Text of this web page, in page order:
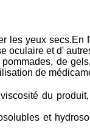
les yeux secs.En
oculaire et d'
de
de
du
et